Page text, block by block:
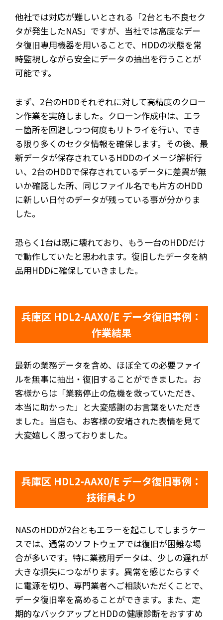
他社では対応が難しいとされる「2台とも不良セク
タが発生したNAS」ですが、当社では高度なデー
タ復旧専用機器を用いることで、HDDの状態を常
時監視しながら安全にデータの抽出を行うことが
可能です。
まず、2台のHDDそれぞれに対して高精度のクロー
ン作業を実施しました。クローン作成中は、エラ
ー箇所を回避しつつ何度もリトライを行い、でき
る限り多くのセクタ情報を確保します。その後、最
新データが保存されているHDDのイメージ解析行
い、2台のHDDで保存されているデータに差異が無
いか確認した所、同じファイル名でも片方のHDD
に新しい日付のデータが残っている事が分かりま
した。
恐らく1台は既に壊れており、もう一台のHDDだけ
で動作していたと思われます。復旧したデータを納
品用HDDに確保していきました。
兵庫区 HDL2-AAX0/E データ復旧事例：
作業結果
最新の業務データを含め、ほぼ全ての必要ファイ
ルを無事に抽出・復旧することができました。お
客様からは「業務停止の危機を救っていただき、
本当に助かった」と大変感謝のお言葉をいただき
ました。当店も、お客様の安堵された表情を見て
大変嬉しく思っておりました。
兵庫区 HDL2-AAX0/E データ復旧事例：
技術員より
NASのHDDが2台ともエラーを起こしてしまうケー
スでは、通常のソフトウェアでは復旧が困難な場
合が多いです。特に業務用データは、少しの遅れが
大きな損失につながります。異常を感じたらすぐ
に電源を切り、専門業者へご相談いただくことで、
データ復旧率を高めることができます。また、定
期的なバックアップとHDDの健康診断をおすすめ